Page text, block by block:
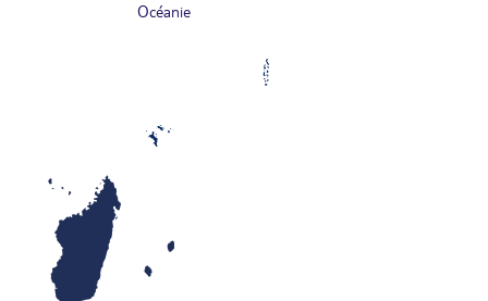
Océanie